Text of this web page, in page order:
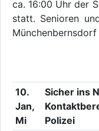
ca. 16:00 Uhr der
statt. Senioren
10.
Jan,
Mi
Sicher ins
Polizei